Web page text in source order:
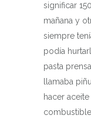
significar
mañana y
siempre
podía
pasta
llamaba
hacer